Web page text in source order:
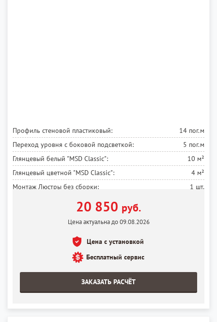
Профиль стеновой пластиковый:
14 пог.м
Переход уровня с боковой подсветкой:
5 пог.м
Глянцевый белый "MSD Classic":
10 м²
Глянцевый цветной "MSD Classic":
4 м²
Монтаж Люстры без сборки:
1 шт.
Монтаж Светодиодной ленты:
20 850 руб.
Цена актуальна до 09.08.2026
Цена с установкой
Бесплатный сервис
ЗАКАЗАТЬ РАСЧЁТ